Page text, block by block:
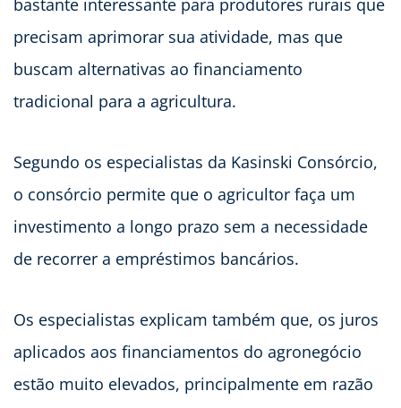
bastante interessante para produtores rurais que
precisam aprimorar sua atividade, mas que
buscam alternativas ao financiamento
tradicional para a agricultura.
Segundo os especialistas da Kasinski Consórcio,
o consórcio permite que o agricultor faça um
investimento a longo prazo sem a necessidade
de recorrer a empréstimos bancários.
Os especialistas explicam também que, os juros
aplicados aos financiamentos do agronegócio
estão muito elevados, principalmente em razão